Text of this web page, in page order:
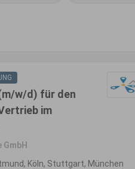
w/d) für den
im
Köln, Stuttgart, München